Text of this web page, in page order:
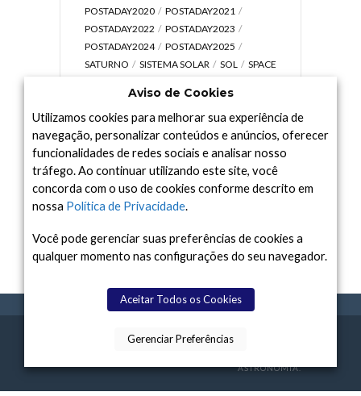
POSTADAY2020
POSTADAY2021
POSTADAY2022
POSTADAY2023
POSTADAY2024
POSTADAY2025
SATURNO
SISTEMA SOLAR SOL
SPACE
UNIVERSO
VÍDEO
Arquivo
Arquivo
TERMOS CONTATO SPACE TODAY
ASTRONOMIA.
Aviso de Cookies
Utilizamos cookies para melhorar sua experiência de
navegação, personalizar conteúdos e anúncios, oferecer
funcionalidades de redes sociais e analisar nosso
tráfego. Ao continuar utilizando este site, você
concorda com o uso de cookies conforme descrito em
nossa Política de Privacidade.
Você pode gerenciar suas preferências de cookies a
qualquer momento nas configurações do seu navegador.
Aceitar Todos os Cookies
Gerenciar Preferências